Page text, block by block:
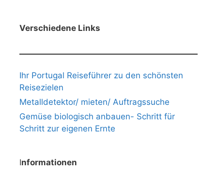
Verschiedene Links
Ihr Portugal Reiseführer zu den schönsten
Reisezielen
Metalldetektor/ mieten/ Auftragssuche
Gemüse biologisch anbauen- Schritt für
Schritt zur eigenen Ernte
Informationen